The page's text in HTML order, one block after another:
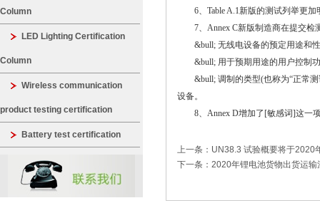
Column
LED Lighting Certification
Column
Wireless communication
product testing certification
Battery test certification
6、Table A.1新版的测试列举更
7、Annex C新版制造商在提交
&bull; 无线电设备的预定用途和
&bull; 用于预期用途的用户控制
&bull; 调制的类型(也称为“正常
设备。
8、Annex D增加了[敏感词]这一
上一条：UN38.3 试验概要将于2020
下一条：2020年锂电池货物出货运输